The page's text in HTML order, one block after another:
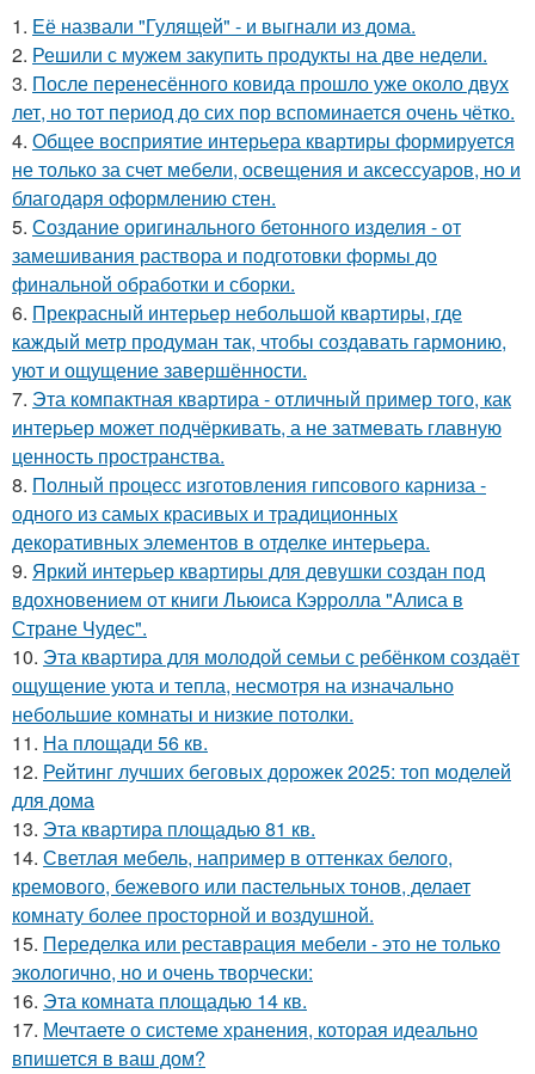
1. Её назвали "Гулящей" - и выгнали из дома.
2. Решили с мужем закупить продукты на две недели.
3. После перенесённого ковида прошло уже около двух
лет, но тот период до сих пор вспоминается очень чётко.
4. Общее восприятие интерьера квартиры формируется
не только за счет мебели, освещения и аксессуаров, но и
благодаря оформлению стен.
5. Создание оригинального бетонного изделия - от
замешивания раствора и подготовки формы до
финальной обработки и сборки.
6. Прекрасный интерьер небольшой квартиры, где
каждый метр продуман так, чтобы создавать гармонию,
уют и ощущение завершённости.
7. Эта компактная квартира - отличный пример того, как
интерьер может подчёркивать, а не затмевать главную
ценность пространства.
8. Полный процесс изготовления гипсового карниза -
одного из самых красивых и традиционных
декоративных элементов в отделке интерьера.
9. Яркий интерьер квартиры для девушки создан под
вдохновением от книги Льюиса Кэрролла "Алиса в
Стране Чудес".
10. Эта квартира для молодой семьи с ребёнком создаёт
ощущение уюта и тепла, несмотря на изначально
небольшие комнаты и низкие потолки.
11. На площади 56 кв.
12. Рейтинг лучших беговых дорожек 2025: топ моделей
для дома
13. Эта квартира площадью 81 кв.
14. Светлая мебель, например в оттенках белого,
кремового, бежевого или пастельных тонов, делает
комнату более просторной и воздушной.
15. Переделка или реставрация мебели - это не только
экологично, но и очень творчески:
16. Эта комната площадью 14 кв.
17. Мечтаете о системе хранения, которая идеально
впишется в ваш дом?